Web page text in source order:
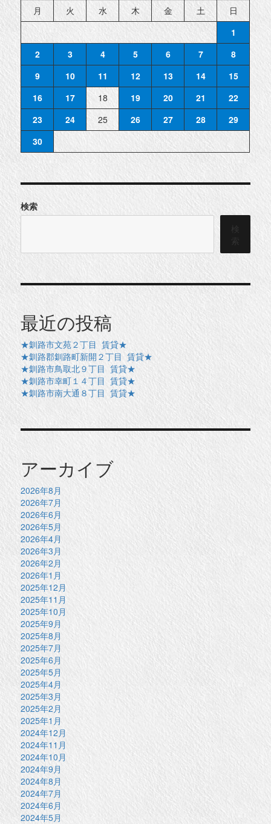
月 火 水 木 金 土
日
1
2
3 4 5 6 7
8
9
10 11 12 13 14
15
16
17 18 19 20 21
22
23
24 25 26 27 28
29
30
検索
検
索
最近の投稿
★釧路市文苑２丁目 賃貸★
★釧路郡釧路町新開２丁目 賃貸★
★釧路市鳥取北９丁目 賃貸★
★釧路市幸町１４丁目 賃貸★
★釧路市南大通８丁目 賃貸★
アーカイブ
2026年8月
2026年7月
2026年6月
2026年5月
2026年4月
2026年3月
2026年2月
2026年1月
2025年12月
2025年11月
2025年10月
2025年9月
2025年8月
2025年7月
2025年6月
2025年5月
2025年4月
2025年3月
2025年2月
2025年1月
2024年12月
2024年11月
2024年10月
2024年9月
2024年8月
2024年7月
2024年6月
2024年5月